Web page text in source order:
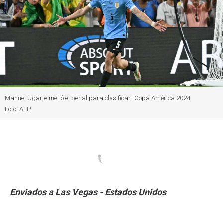
Manuel Ugarte metió el penal para clasificar- Copa América 2024.
Foto: AFP.
Enviados a Las Vegas - Estados Unidos